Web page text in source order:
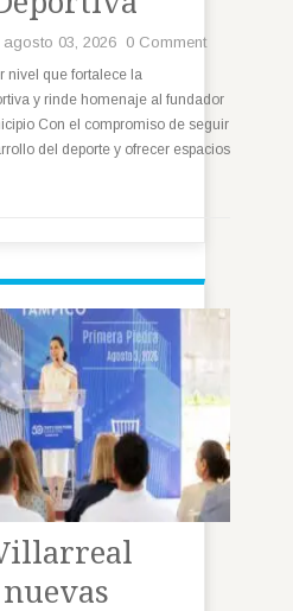
agosto 03, 2026 0 Comment
nivel que fortalece la
y rinde homenaje al fundador
Con el compromiso de seguir
del deporte y ofrecer espacios